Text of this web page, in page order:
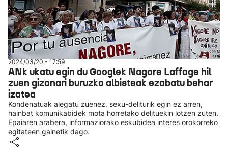
2024/03/20 - 17:59
ANk ukatu egin du Googlek Nagore Laffage hil
zuen gizonari buruzko albisteak ezabatu behar
izatea
Kondenatuak alegatu zuenez, sexu-deliturik egin ez arren,
hainbat komunikabidek mota horretako delituekin lotzen zuten.
Epaiaren arabera, informaziorako eskubidea interes orokorreko
egitateen gainetik dago.